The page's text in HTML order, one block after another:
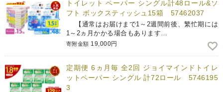
トイレット ペーパー シングル計48ロール&ソ
フト ボックスティッシュ15箱 57462037
【通常はお届けまで1～2週間前後、繁忙期には
1～2ヵ月かかる場合もあります…
寄附金額 19,000円
定期便 6ヵ月毎 全2回 ジョイマインドトイレ
ットペーパー シングル 計72ロール 5746195
3